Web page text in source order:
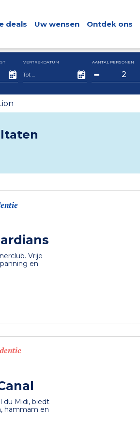
deals Uw wensen Ontdek ons
VERTREKDATUM AANTAL PERSONEN
Vrije
en
du Midi, biedt
hammam en